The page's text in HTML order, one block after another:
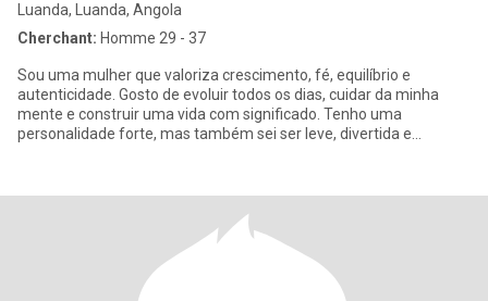
Luanda, Luanda, Angola
Cherchant: Homme 29 - 37
Sou uma mulher que valoriza crescimento, fé, equilíbrio e
autenticidade. Gosto de evoluir todos os dias, cuidar da minha
mente e construir uma vida com significado. Tenho uma
personalidade forte, mas também sei ser leve, divertida e